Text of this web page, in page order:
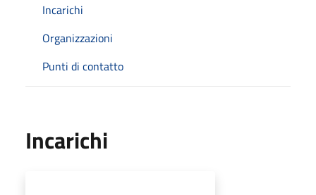
Incarichi
Organizzazioni
Punti di contatto
Incarichi